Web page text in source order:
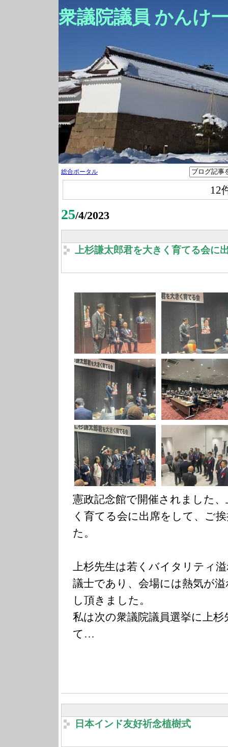
衆議院議員 かんけ
総合ポータル
12
25/4/2023
上杉謙太郎君を大きく育てる会に
憲政記念館で開催されました
く育てる会に出席をして、ご
た。
上杉先生は若くバイタリティ
議士であり、会場には熱気が
し頂きました。
私は次の衆議院議員選挙に上
て…
日本インド友好祈念植樹式